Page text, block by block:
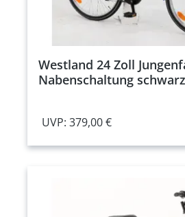
Westland 24 Zoll
Nabenschaltung schwarz
UVP: 379,00 €